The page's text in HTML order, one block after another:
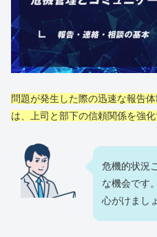
問題が発生した際の迅速な報告
は、上司と部下の信頼関係を強
危機的状況
な機会です
心がけまし